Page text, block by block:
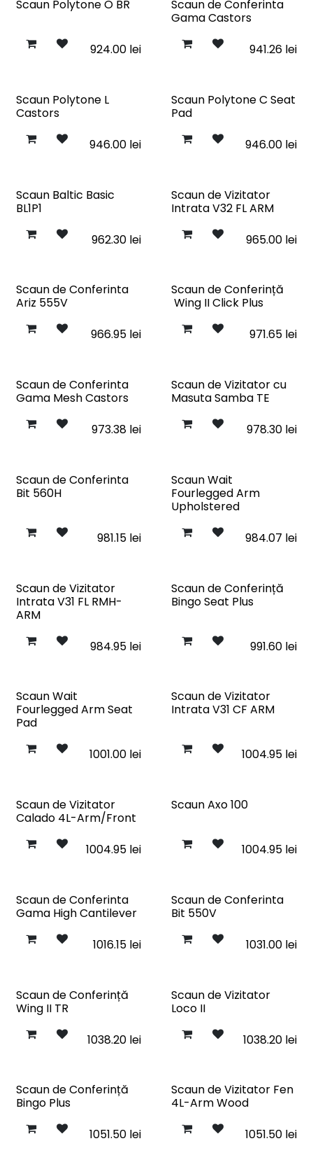
Scaun Polytone O BR
924.00 lei
Scaun de Conferinta
Gama Castors
941.26lei
Scaun Polytone L
Castors
946.00 lei
Scaun Polytone C Seat
Pad
946.00lei
Scaun Baltic Basic
BL1P1
962.30 lei
Scaun de Vizitator
Intrata V32 FL ARM
965.00lei
Scaun de Conferinta
Ariz 555V
966.95 lei
Scaun de Conferință
Wing II Click Plus
971.65lei
Scaun de Conferinta
Gama Mesh Castors
973.38 lei
Scaun de Vizitator cu
Masuta Samba TE
978.30lei
Scaun de Conferinta
Bit 560H
981.15 lei
Scaun Wait
Fourlegged Arm
Upholstered
984.07 lei
Scaun de Vizitator
Intrata V31 FL RMH-
ARM
984.95 lei
Scaun de Conferință
Bingo Seat Plus
991.60lei
Scaun Wait
Fourlegged Arm Seat
Pad
1001.00 lei
Scaun de Vizitator
Intrata V31 CF ARM
1004.95lei
Scaun de Vizitator
Calado 4L-Arm/Front
1004.95 lei
Scaun Axo 100
1004.95lei
Scaun de Conferinta
Gama High Cantilever
1016.15 lei
Scaun de Conferinta
Bit 550V
1031.00lei
Scaun de Conferință
Wing II TR
1038.20 lei
Scaun de Vizitator
Loco II
1038.20lei
Scaun de Conferință
Bingo Plus
1051.50 lei
Scaun de Vizitator Fen
4L-Arm Wood
1051.50lei